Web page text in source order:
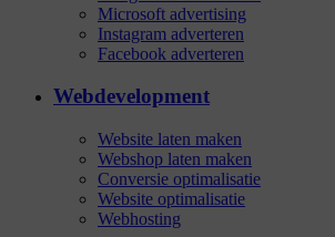
Microsoft advertising
Instagram adverteren
Facebook adverteren
Webdevelopment
Website laten maken
Webshop laten maken
Conversie optimalisatie
Website optimalisatie
Webhosting